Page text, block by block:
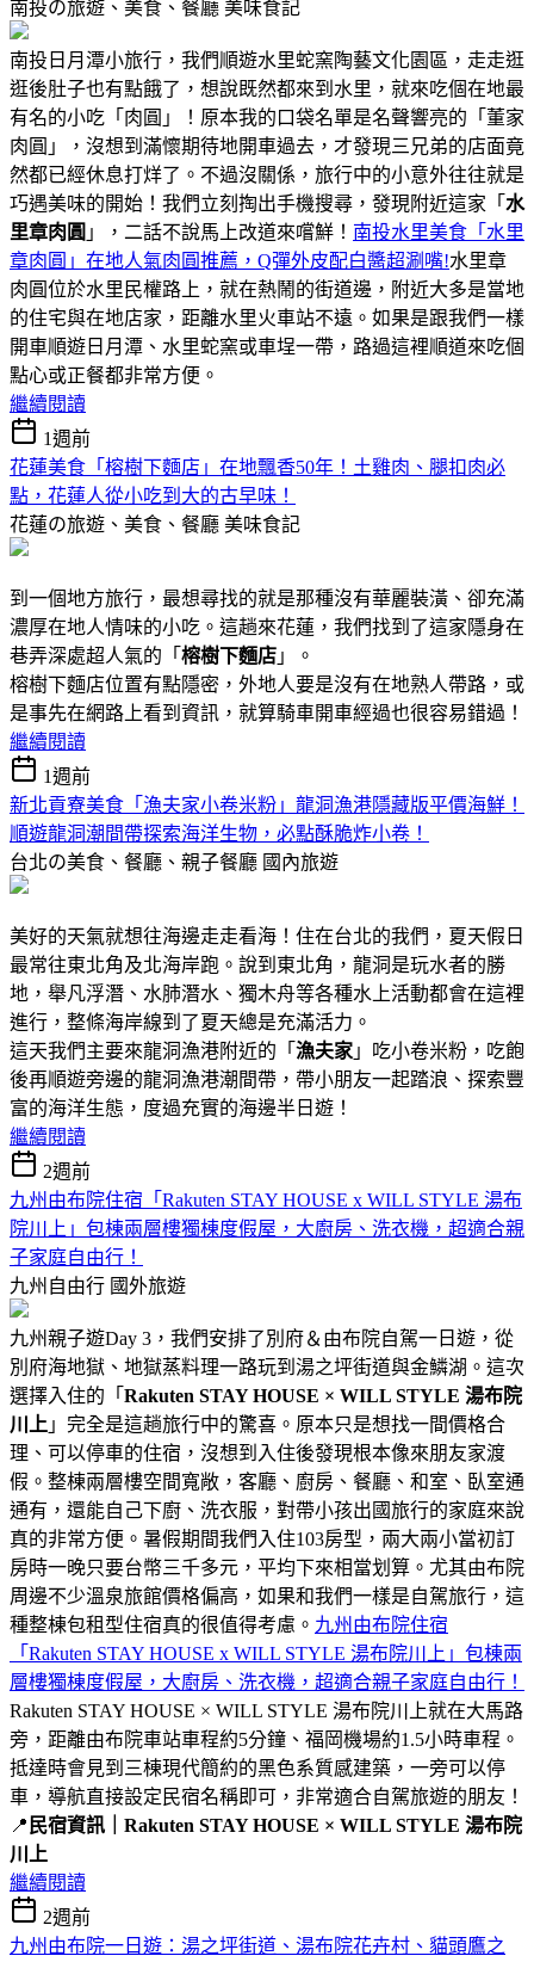
南投の旅遊、美食、餐廳 美味食記
南投日月潭小旅行，我們順遊水里蛇窯陶藝文化園區，走走逛
逛後肚子也有點餓了，想說既然都來到水里，就來吃個在地最
有名的小吃「肉圓」！原本我的口袋名單是名聲響亮的「董家
肉圓」，沒想到滿懷期待地開車過去，才發現三兄弟的店面竟
然都已經休息打烊了。不過沒關係，旅行中的小意外往往就是
巧遇美味的開始！我們立刻掏出手機搜尋，發現附近這家「 水
里章肉圓 」，二話不說馬上改道來嚐鮮！ 南投水里美食「水里
章肉圓」在地人氣肉圓推薦，Q彈外皮配白醬超涮嘴!水里章
肉圓位於水里民權路上，就在熱鬧的街道邊，附近大多是當地
的住宅與在地店家，距離水里火車站不遠。如果是跟我們一樣
開車順遊日月潭、水里蛇窯或車埕一帶，路過這裡順道來吃個
點心或正餐都非常方便。
繼續閱讀
1週前
花蓮美食「榕樹下麵店」在地飄香50年！土雞肉、腿扣肉必
點，花蓮人從小吃到大的古早味！
花蓮の旅遊、美食、餐廳 美味食記
到一個地方旅行，最想尋找的就是那種沒有華麗裝潢、卻充滿
濃厚在地人情味的小吃。這趟來花蓮，我們找到了這家隱身在
巷弄深處超人氣的「 榕樹下麵店 」。
榕樹下麵店位置有點隱密，外地人要是沒有在地熟人帶路，或
是事先在網路上看到資訊，就算騎車開車經過也很容易錯過！
繼續閱讀
1週前
新北貢寮美食「漁夫家小卷米粉」龍洞漁港隱藏版平價海鮮！
順遊龍洞潮間帶探索海洋生物，必點酥脆炸小卷！
台北の美食、餐廳、親子餐廳 國內旅遊
美好的天氣就想往海邊走走看海！住在台北的我們，夏天假日
最常往東北角及北海岸跑。說到東北角，龍洞是玩水者的勝
地，舉凡浮潛、水肺潛水、獨木舟等各種水上活動都會在這裡
進行，整條海岸線到了夏天總是充滿活力。
這天我們主要來龍洞漁港附近的「 漁夫家 」吃小卷米粉，吃飽
後再順遊旁邊的龍洞漁港潮間帶，帶小朋友一起踏浪、探索豐
富的海洋生態，度過充實的海邊半日遊！
繼續閱讀
2週前
九州由布院住宿「Rakuten STAY HOUSE x WILL STYLE 湯布
院川上」包棟兩層樓獨棟度假屋，大廚房、洗衣機，超適合親
子家庭自由行！
九州自由行 國外旅遊
九州親子遊Day 3，我們安排了別府＆由布院自駕一日遊，從
別府海地獄、地獄蒸料理一路玩到湯之坪街道與金鱗湖。這次
選擇入住的「 Rakuten STAY HOUSE × WILL STYLE 湯布院
川上 」完全是這趟旅行中的驚喜。原本只是想找一間價格合
理、可以停車的住宿，沒想到入住後發現根本像來朋友家渡
假。整棟兩層樓空間寬敞，客廳、廚房、餐廳、和室、臥室通
通有，還能自己下廚、洗衣服，對帶小孩出國旅行的家庭來說
真的非常方便。暑假期間我們入住103房型，兩大兩小當初訂
房時一晚只要台幣三千多元，平均下來相當划算。尤其由布院
周邊不少溫泉旅館價格偏高，如果和我們一樣是自駕旅行，這
種整棟包租型住宿真的很值得考慮。 九州由布院住宿
「Rakuten STAY HOUSE x WILL STYLE 湯布院川上」包棟兩
層樓獨棟度假屋，大廚房、洗衣機，超適合親子家庭自由行！
Rakuten STAY HOUSE × WILL STYLE 湯布院川上就在大馬路
旁，距離由布院車站車程約5分鐘、福岡機場約1.5小時車程。
抵達時會見到三棟現代簡約的黑色系質感建築，一旁可以停
車，導航直接設定民宿名稱即可，非常適合自駕旅遊的朋友！
📍 民宿資訊｜Rakuten STAY HOUSE × WILL STYLE 湯布院
川上
繼續閱讀
2週前
九州由布院一日遊：湯之坪街道、湯布院花卉村、貓頭鷹之